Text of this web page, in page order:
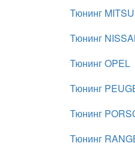
Тюнинг
Тюнинг
Тюнинг OPEL
Тюнинг
Тюнинг
Тюнинг